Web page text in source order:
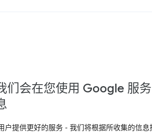
们会在您使用 Google 服
户提供更好的服务 - 我们将根据所收集的信息